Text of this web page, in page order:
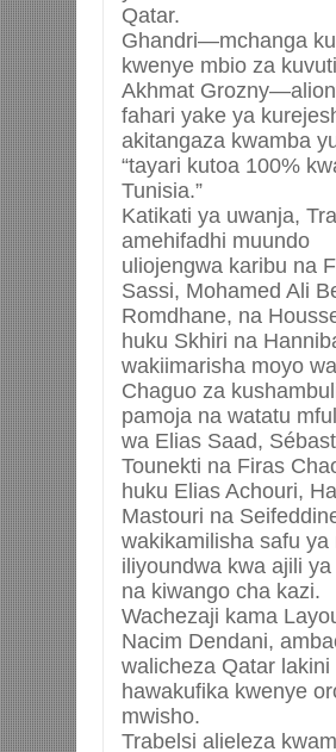
Qatar.
Ghandri—mchanga
kwenye mbio za
Akhmat
fahari yake ya
akitangaza kwamba
“tayari kutoa 100%
Tunisia.”
Katikati ya uwanja,
amehifadhi muundo
uliojengwa karibu na
Sassi, Mohamed Ali
Romdhane, na
huku Skhiri na
wakiimarisha moyo
Chaguo za
pamoja na watatu
wa Elias Saad,
Tounekti na Firas
huku Elias Achouri,
Mastouri na
wakikamilisha safu ya
iliyoundwa kwa ajili
na kiwango cha kazi.
Wachezaji kama
Nacim Dendani,
walicheza Qatar lakini
hawakufika kwenye
mwisho.
Trabelsi alieleza